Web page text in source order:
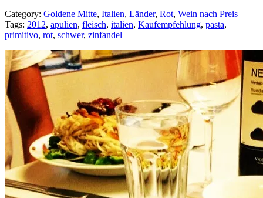
gustate!“
Category: Goldene Mitte, Italien, Länder, Rot, Wein nach Preis
Tags: 2012, apulien, fleisch, italien, Kaufempfehlung, pasta,
primitivo, rot, schwer, zinfandel